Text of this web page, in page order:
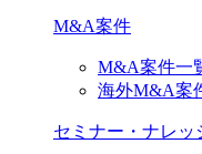
M&A案件
M&A案件一
海外M&A案
セミナー・ナレッ